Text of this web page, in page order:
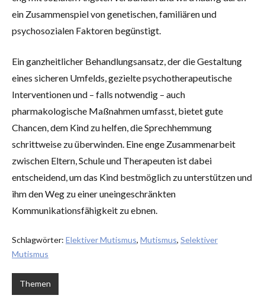
ein Zusammenspiel von genetischen, familiären und
psychosozialen Faktoren begünstigt.
Ein ganzheitlicher Behandlungsansatz, der die Gestaltung
eines sicheren Umfelds, gezielte psychotherapeutische
Interventionen und – falls notwendig – auch
pharmakologische Maßnahmen umfasst, bietet gute
Chancen, dem Kind zu helfen, die Sprechhemmung
schrittweise zu überwinden. Eine enge Zusammenarbeit
zwischen Eltern, Schule und Therapeuten ist dabei
entscheidend, um das Kind bestmöglich zu unterstützen und
ihm den Weg zu einer uneingeschränkten
Kommunikationsfähigkeit zu ebnen.
Schlagwörter: Elektiver Mutismus, Mutismus, Selektiver
Mutismus
Themen